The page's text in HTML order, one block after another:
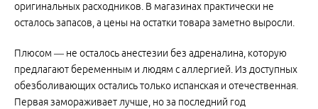
оригинальных расходников. В магазинах практически не
осталось запасов, а цены на остатки товара заметно выросли.
Плюсом — не осталось анестезии без адреналина, которую
предлагают беременным и людям с аллергией. Из доступных
обезболивающих остались только испанская и отечественная.
Первая замораживает лучше, но за последний год